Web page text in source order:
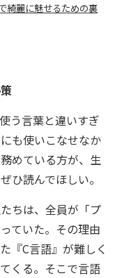
綺麗に魅せるための裏
う言葉と違いすぎ
も使いこなせなか
めている方が、生
ひ読んでほしい。
ちは、全員が「プ
ていた。その理由
『C言語』が難しく
くる。そこで言語